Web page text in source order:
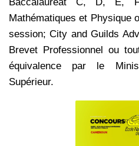
Mathématiques et Physique
session; City and Guilds
Brevet Professionnel ou
équivalence par le
Supérieur.